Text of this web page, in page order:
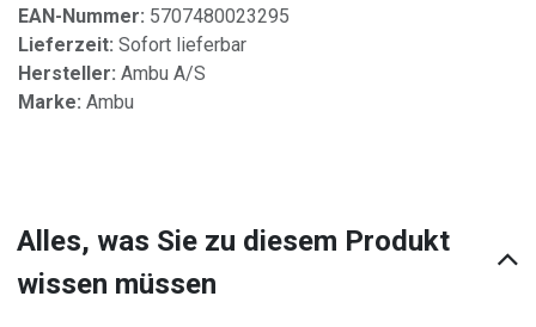
EAN-Nummer: 5707480023295
Lieferzeit: Sofort lieferbar
Hersteller: Ambu A/S
Marke: Ambu
Alles, was Sie zu diesem Produkt
wissen müssen